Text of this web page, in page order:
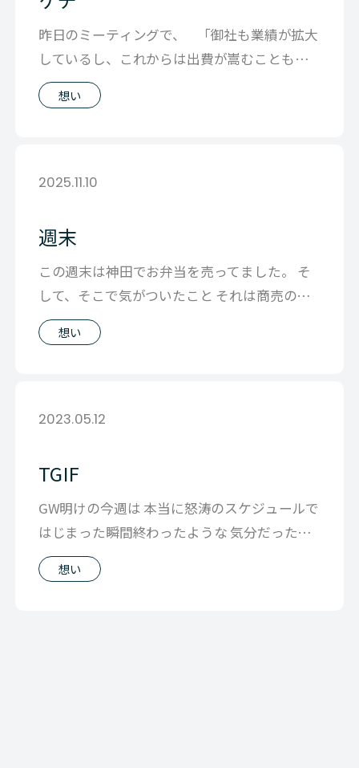
昨日のミーティングで、 「御社も業績が拡大
しているし、これからは出費が嵩むことも増
えてくるかもしれませんね」 という
想い
2025.11.10
週末
この週末は神田でお弁当を売ってました。 そ
して、そこで気がついたこと それは商売の原
点は目の前のお客さんに喜んでもらい、
想い
2023.05.12
TGIF
GW明けの今週は 本当に怒涛のスケジュールで
はじまった瞬間終わったような 気分だったの
ですが 必死に生きた結果喉元過ぎ
想い